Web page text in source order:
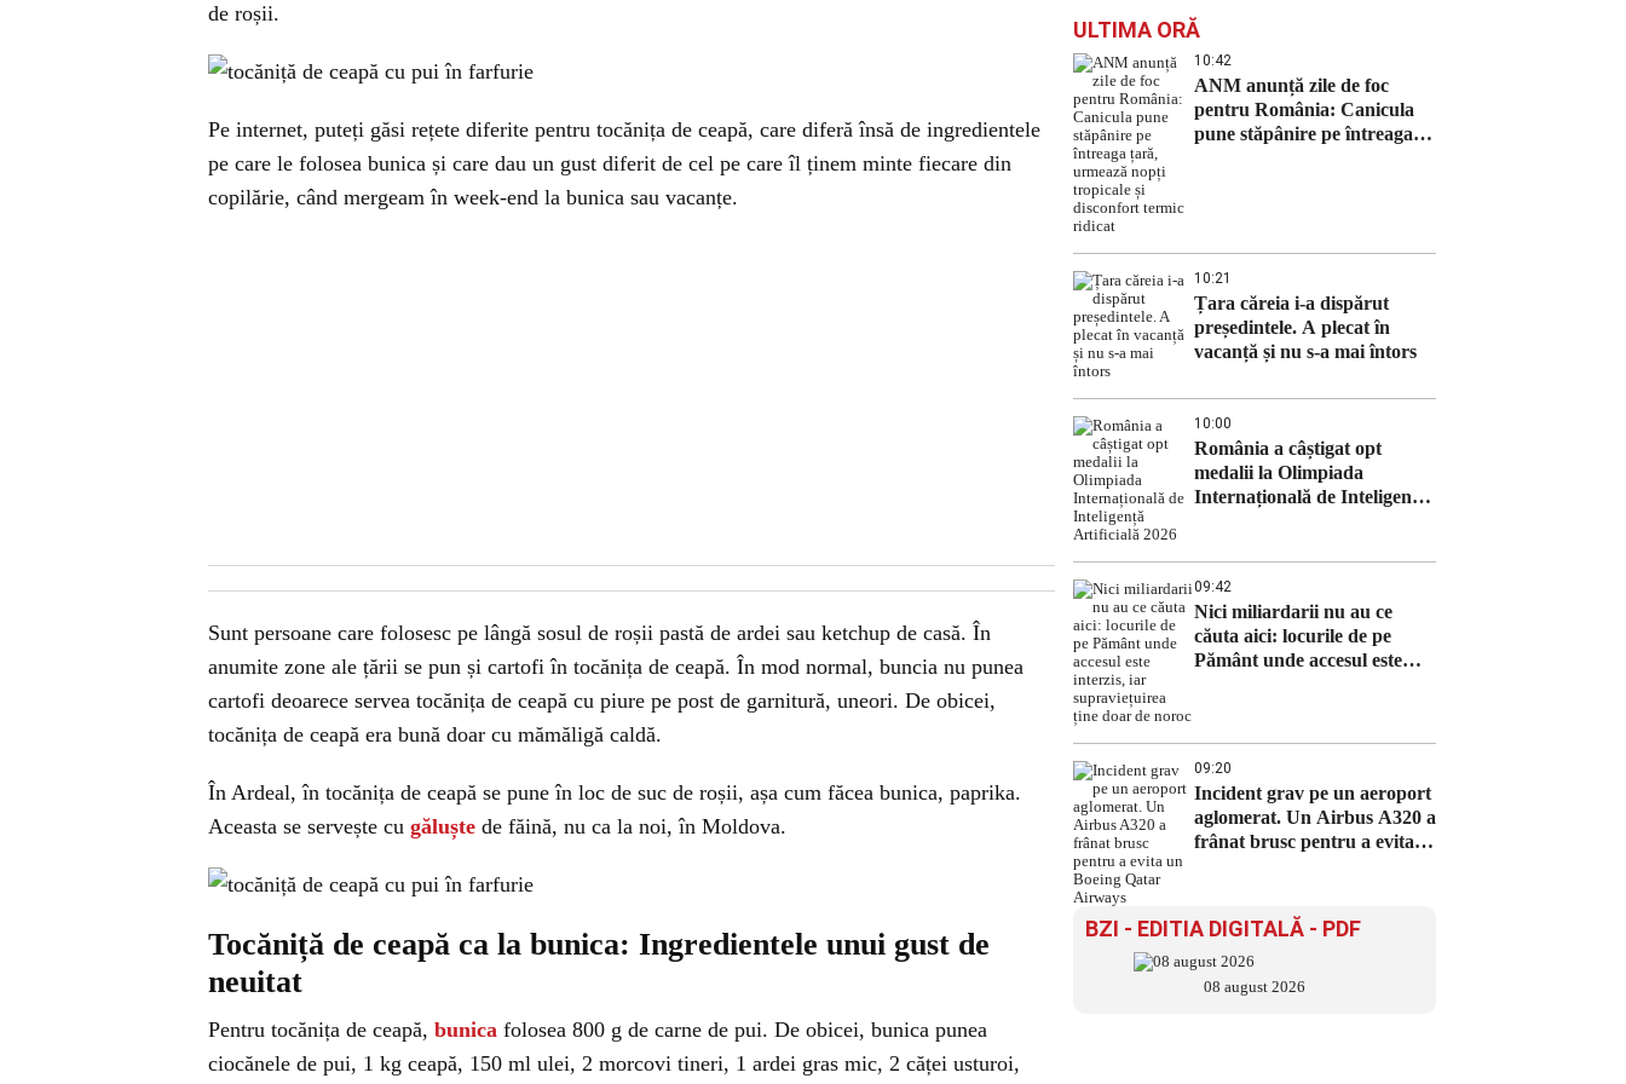
de roșii.
Pe internet, puteți găsi rețete diferite pentru tocănița de ceapă, care diferă însă de ingredientele
pe care le folosea bunica și care dau un gust diferit de cel pe care îl ținem minte fiecare din
copilărie, când mergeam în week-end la bunica sau vacanțe.
Sunt persoane care folosesc pe lângă sosul de roșii pastă de ardei sau ketchup de casă. În
anumite zone ale țării se pun și cartofi în tocănița de ceapă. În mod normal, buncia nu punea
cartofi deoarece servea tocănița de ceapă cu piure pe post de garnitură, uneori. De obicei,
tocănița de ceapă era bună doar cu mămăligă caldă.
În Ardeal, în tocănița de ceapă se pune în loc de suc de roșii, așa cum făcea bunica, paprika.
Aceasta se servește cu găluște de făină, nu ca la noi, în Moldova.
Tocăniță de ceapă ca la bunica: Ingredientele unui gust de
neuitat
Pentru tocănița de ceapă, bunica folosea 800 g de carne de pui. De obicei, bunica punea
ciocănele de pui, 1 kg ceapă, 150 ml ulei, 2 morcovi tineri, 1 ardei gras mic, 2 căței usturoi,
ULTIMA ORĂ
10:42
ANM anunță zile de foc
pentru România: Canicula
pune stăpânire pe întreaga
10:21
Țara căreia i-a dispărut
președintele. A plecat în
vacanță și nu s-a mai întors
10:00
România a câștigat opt
medalii la Olimpiada
Internațională de Inteligență
09:42
Nici miliardarii nu au ce
căuta aici: locurile de pe
Pământ unde accesul este
09:20
Incident grav pe un aeroport
aglomerat. Un Airbus A320 a
frânat brusc pentru a evita
BZI - EDITIA DIGITALĂ - PDF
08 august 2026